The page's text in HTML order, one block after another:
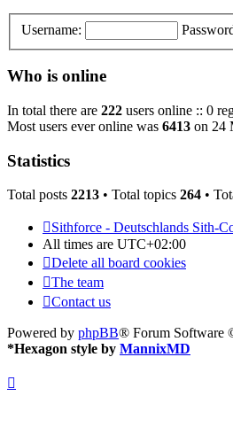
Username:
Who is online
In total there are 222 users online :: 0
Most users ever online was 6413 on 24
Statistics
Total posts 2213 • Total topics 264 •
Sithforce - Deutschlands Sith-
All times are UTC+02:00
Delete all board cookies
The team
Contact us
Powered by phpBB® Forum Software
*Hexagon style by MannixMD